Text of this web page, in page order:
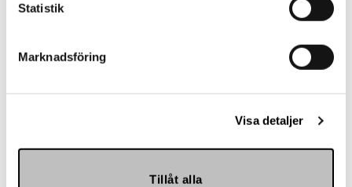
Statistik
Marknadsföring
Visa detaljer
Tillåt alla